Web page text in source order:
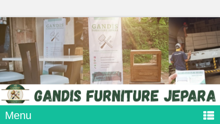
Menu